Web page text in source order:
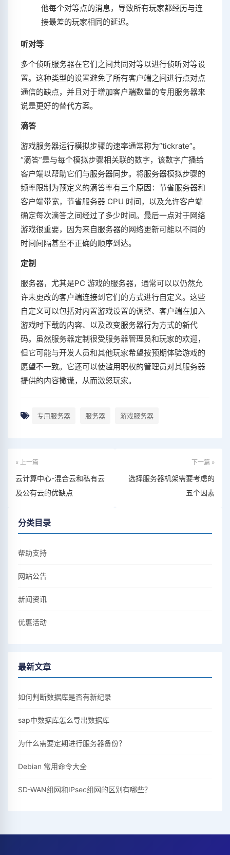
他每个对等点的消息，导致所有玩家都经历与连
接最差的玩家相同的延迟。
听对等
多个侦听服务器在它们之间共同对等以进行侦听对等设
置。这种类型的设置避免了所有客户端之间进行点对点
通信的缺点，并且对于增加客户端数量的专用服务器来
说是更好的替代方案。
滴答
游戏服务器运行模拟步骤的速率通常称为“tickrate”。
“滴答”是与每个模拟步骤相关联的数字，该数字广播给
客户端以帮助它们与服务器同步。将服务器模拟步骤的
频率限制为预定义的滴答率有三个原因：节省服务器和
客户端带宽，节省服务器 CPU 时间，以及允许客户端
确定每次滴答之间经过了多少时间。最后一点对于网络
游戏很重要，因为来自服务器的网络更新可能以不同的
时间间隔甚至不正确的顺序到达。
定制
服务器，尤其是PC 游戏的服务器，通常可以以仍然允
许未更改的客户端连接到它们的方式进行自定义。这些
自定义可以包括对内置游戏设置的调整、客户端在加入
游戏时下载的内容、以及改变服务器行为方式的新代
码。虽然服务器定制很受服务器管理员和玩家的欢迎，
但它可能与开发人员和其他玩家希望按预期体验游戏的
愿望不一致。它还可以使滥用职权的管理员对其服务器
提供的内容撒谎，从而激怒玩家。
专用服务器 服务器 游戏服务器
« 上一篇
云计算中心-混合云和私有云
及公有云的优缺点
下一篇 »
选择服务器机架需要考虑的
五个因素
分类目录
帮助支持
网站公告
新闻资讯
优惠活动
最新文章
如何判断数据库是否有新纪录
sap中数据库怎么导出数据库
为什么需要定期进行服务器备份？
Debian 常用命令大全
SD-WAN组网和IPsec组网的区别有哪些？